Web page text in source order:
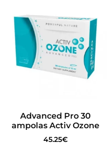
Advanced Pro 30
ampolas Activ Ozone
45.25€